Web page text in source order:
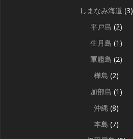
しまなみ海道 (3)
平戸島 (2)
生月島 (1)
軍艦島 (2)
樺島 (2)
加部島 (1)
沖縄 (8)
本島 (7)